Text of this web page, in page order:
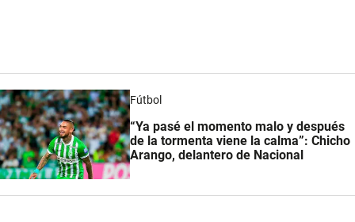
Fútbol
“Ya pasé el momento malo y después
de la tormenta viene la calma”: Chicho
Arango, delantero de Nacional